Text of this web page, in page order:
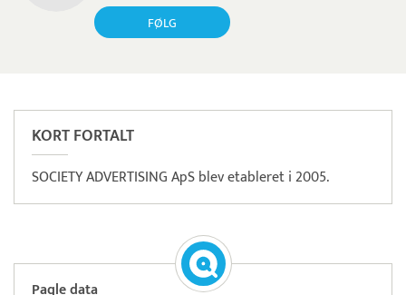
FØLG
KORT FORTALT
SOCIETY ADVERTISING ApS blev etableret i 2005.
Paqle data